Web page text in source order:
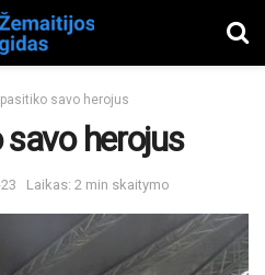
savo herojus
herojus
Laikas: 2 min skaitymo